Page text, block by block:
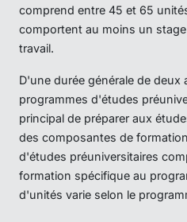
comprend entre 45 et 65
comportent au moins un
travail.
D'une durée générale de deux
programmes d'études
principal de préparer aux
des composantes de
d'études préuniversitaires
formation spécifique au
d'unités varie selon le